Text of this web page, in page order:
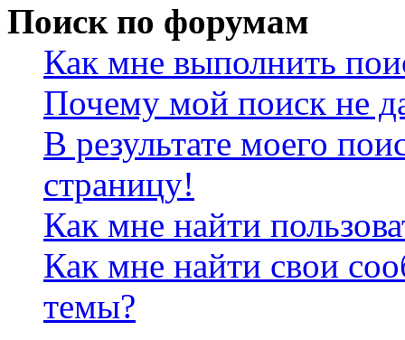
Поиск по форумам
Как мне выполнить
Почему мой поиск не
В результате моего
страницу!
Как мне найти
Как мне найти свои
темы?